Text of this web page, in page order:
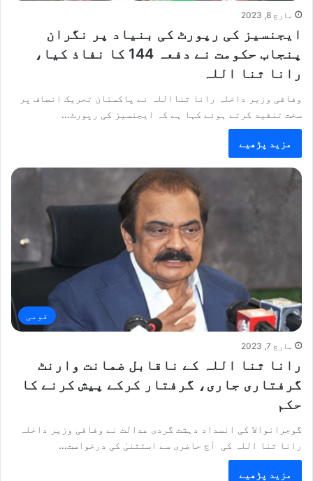
مارچ 8, 2023
ایجنسیز کی رپورٹ کی بنیاد پر نگران
پنجاب حکومت نے دفعہ 144 کا نفاذ کیا،
رانا ثنا اللہ
وفاقی وزیر داخلہ رانا ثنااللہ نے پاکستان تحریک انصاف پر
سخت تنقید کرتے ہوئے کہا ہے کہ ایجنسیز کی رپورٹ…
مزید پڑھیے
قومی
مارچ 7, 2023
رانا ثنا اللہ کے ناقابل ضمانت وارنٹ
گرفتاری جاری، گرفتار کرکے پیش کرنے کا
حکم
گوجرانوالا کی انسداد دہشت گردی عدالت نے وفاقی وزیر داخلہ
رانا ثنا اللہ کی آج حاضری سے استثنیٰ کی درخواست…
مزید پڑھیے